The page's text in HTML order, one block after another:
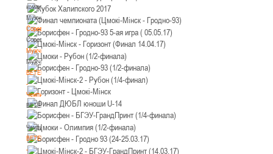
команда.
Мужчины
Соревнования
Соревнования
Мужчины
Мужчины
BETERA
-
Чемпионат
BETERA
-
Чемпионат
BETERA
-